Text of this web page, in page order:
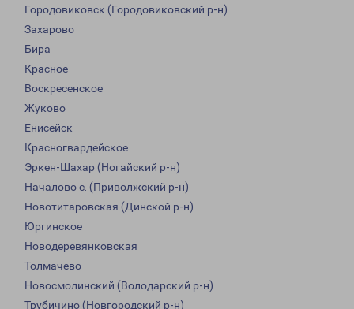
Городовиковск (Городовиковский р-н)
Захарово
Бира
Красное
Воскресенское
Жуково
Енисейск
Красногвардейское
Эркен-Шахар (Ногайский р-н)
Началово с. (Приволжский р-н)
Новотитаровская (Динской р-н)
Юргинское
Новодеревянковская
Толмачево
Новосмолинский (Володарский р-н)
Трубичино (Новгородский р-н)